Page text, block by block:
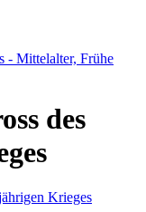
- Mittelalter, Frühe
des